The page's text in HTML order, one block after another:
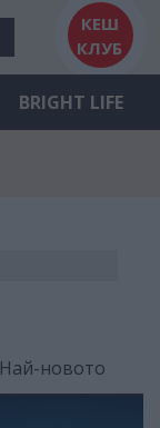
КЕШ
КЛУБ
BRIGHT LIFE
Най-новото